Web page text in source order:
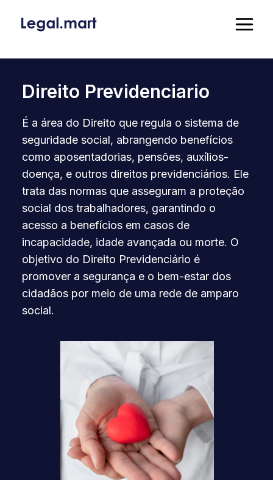
Direito Previdenciario
É a área do Direito que regula o sistema de
seguridade social, abrangendo benefícios
como aposentadorias, pensões, auxílios-
doença, e outros direitos previdenciários. Ele
trata das normas que asseguram a proteção
social dos trabalhadores, garantindo o
acesso a benefícios em casos de
incapacidade, idade avançada ou morte. O
objetivo do Direito Previdenciário é
promover a segurança e o bem-estar dos
cidadãos por meio de uma rede de amparo
social.